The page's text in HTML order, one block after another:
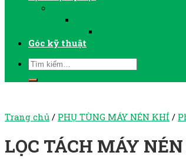
Góc kỹ thuật
Trang chủ / PHỤ TÙNG MÁY NÉN KHÍ /
LỌC TÁCH MÁY